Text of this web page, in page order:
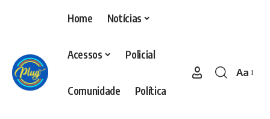
Home Notícias
Acessos Policial
Comunidade Política
Aa